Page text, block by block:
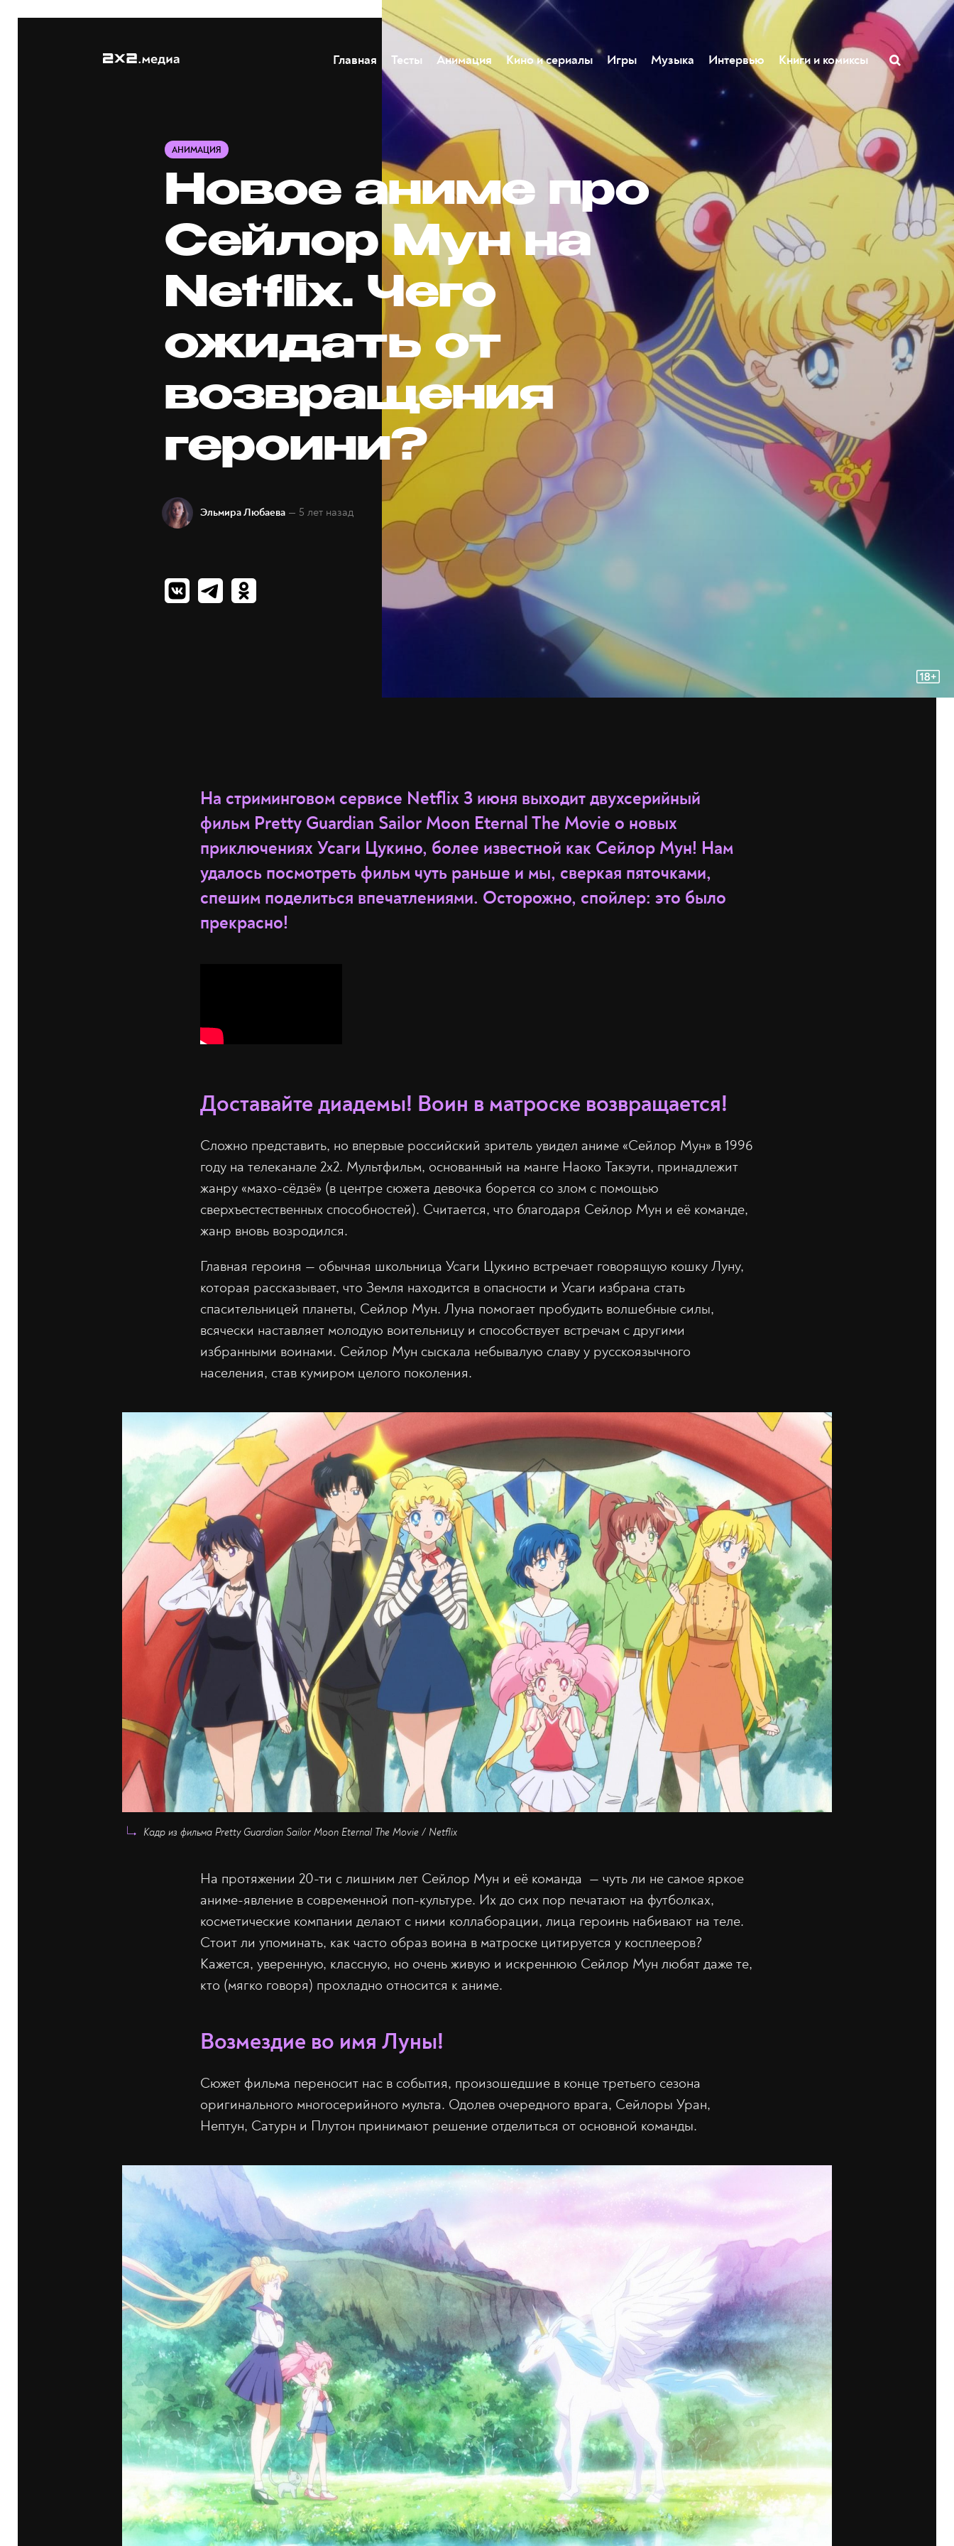
Главная Тесты Анимация Кино и сериалы Игры Музыка Интервью Книги и комиксы
АНИМАЦИЯ
Новое аниме про
Сейлор Мун на
Netflix. Чего
ожидать от
возвращения
героини?
Эльмира Любаева — 5 лет назад
На стриминговом сервисе Netflix 3 июня выходит двухсерийный
фильм Pretty Guardian Sailor Moon Eternal The Movie о новых
приключениях Усаги Цукино, более известной как Сейлор Мун! Нам
удалось посмотреть фильм чуть раньше и мы, сверкая пяточками,
спешим поделиться впечатлениями. Осторожно, спойлер: это было
прекрасно!
Доставайте диадемы! Воин в матроске возвращается!
Сложно представить, но впервые российский зритель увидел аниме «Сейлор Мун» в 1996
году на телеканале 2х2. Мультфильм, основанный на манге Наоко Такэути, принадлежит
жанру «махо-сёдзё» (в центре сюжета девочка борется со злом с помощью
сверхъестественных способностей). Считается, что благодаря Сейлор Мун и её команде,
жанр вновь возродился.
Главная героиня — обычная школьница Усаги Цукино встречает говорящую кошку Луну,
которая рассказывает, что Земля находится в опасности и Усаги избрана стать
спасительницей планеты, Сейлор Мун. Луна помогает пробудить волшебные силы,
всячески наставляет молодую воительницу и способствует встречам с другими
избранными воинами. Сейлор Мун сыскала небывалую славу у русскоязычного
населения, став кумиром целого поколения.
Кадр из фильма Pretty Guardian Sailor Moon Eternal The Movie / Netflix
На протяжении 20-ти с лишним лет Сейлор Мун и её команда — чуть ли не самое яркое
аниме-явление в современной поп-культуре. Их до сих пор печатают на футболках,
косметические компании делают с ними коллаборации, лица героинь набивают на теле.
Стоит ли упоминать, как часто образ воина в матроске цитируется у косплееров?
Кажется, уверенную, классную, но очень живую и искреннюю Сейлор Мун любят даже те,
кто (мягко говоря) прохладно относится к аниме.
Возмездие во имя Луны!
Сюжет фильма переносит нас в события, произошедшие в конце третьего сезона
оригинального многосерийного мульта. Одолев очередного врага, Сейлоры Уран,
Нептун, Сатурн и Плутон принимают решение отделиться от основной команды.